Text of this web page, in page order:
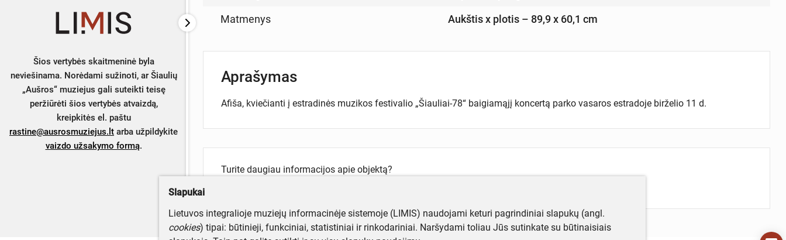
Šios vertybės skaitmeninė byla
neviešinama. Norėdami sužinoti, ar Šiaulių
„Aušros“ muziejus gali suteikti teisę
peržiūrėti šios vertybės atvaizdą,
kreipkitės el. paštu
rastine@ausrosmuziejus.lt arba užpildykite
vaizdo užsakymo formą.
Matmenys Aukštis x plotis – 89,9 x 60,1 cm
Aprašymas
Afiša, kviečianti į estradinės muzikos festivalio „Šiauliai-78“ baigiamąjį koncertą parko vasaros estradoje birželio 11 d.
Turite daugiau informacijos apie objektą?
Slapukai
Lietuvos integralioje muziejų informacinėje sistemoje (LIMIS) naudojami keturi pagrindiniai slapukų (angl.
cookies) tipai: būtinieji, funkciniai, statistiniai ir rinkodariniai. Naršydami toliau Jūs sutinkate su būtinaisiais